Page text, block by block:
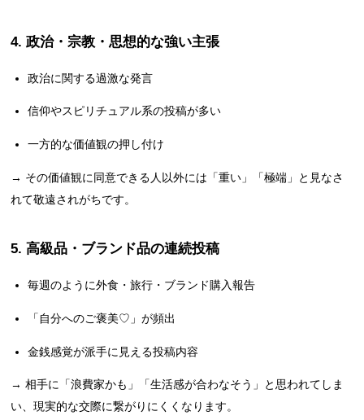
4. 政治・宗教・思想的な強い主張
政治に関する過激な発言
信仰やスピリチュアル系の投稿が多い
一方的な価値観の押し付け
→ その価値観に同意できる人以外には「重い」「極端」と見なさ
れて敬遠されがちです。
5. 高級品・ブランド品の連続投稿
毎週のように外食・旅行・ブランド購入報告
「自分へのご褒美♡」が頻出
金銭感覚が派手に見える投稿内容
→ 相手に「浪費家かも」「生活感が合わなそう」と思われてしま
い、現実的な交際に繋がりにくくなります。